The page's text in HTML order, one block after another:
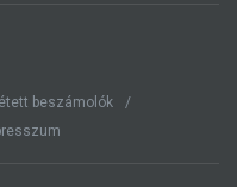
beszámolók